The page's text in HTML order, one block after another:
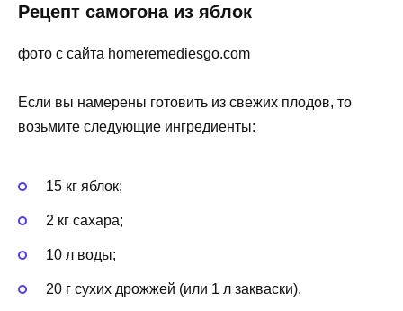
Рецепт самогона из яблок
фото с сайта homeremediesgo.com
Если вы намерены готовить из свежих плодов, то
возьмите следующие ингредиенты:
15 кг яблок;
2 кг сахара;
10 л воды;
20 г сухих дрожжей (или 1 л закваски).